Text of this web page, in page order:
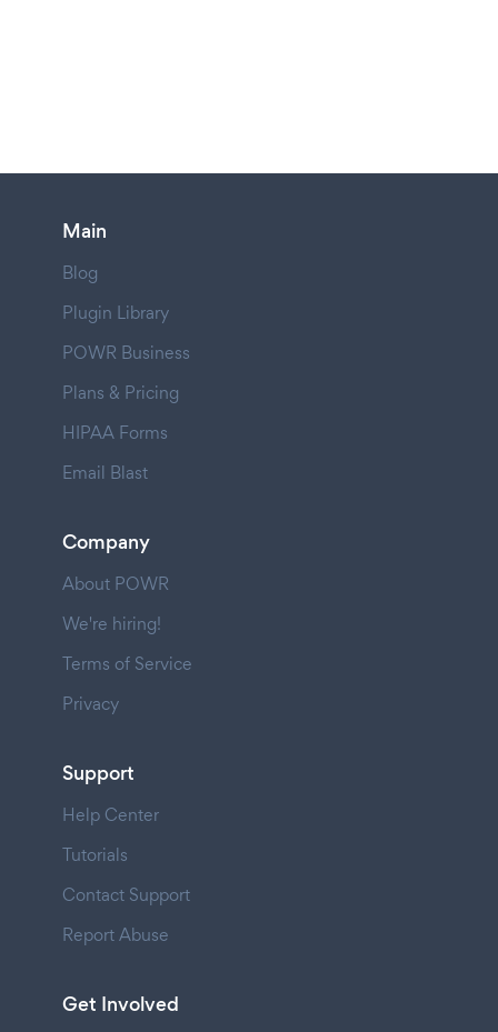
Main
Blog
Plugin Library
POWR Business
Plans & Pricing
HIPAA Forms
Email Blast
Company
About POWR
We're hiring!
Terms of Service
Privacy
Support
Help Center
Tutorials
Contact Support
Report Abuse
Get Involved